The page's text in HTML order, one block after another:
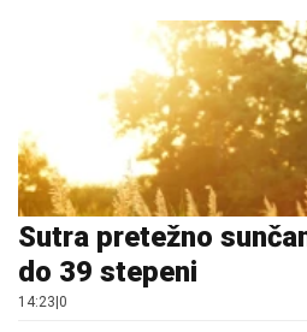
Sutra pretežno
do 39 stepeni
14:23 0